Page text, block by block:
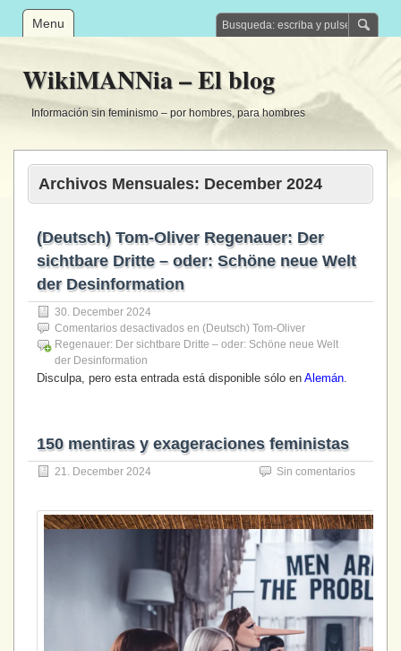
Menu
WikiMANNia – El blog
Información sin feminismo – por hombres, para hombres
Archivos Mensuales: December 2024
(Deutsch) Tom-Oliver Regenauer: Der
sichtbare Dritte – oder: Schöne neue Welt
der Desinformation
30. December 2024
Comentarios desactivados en (Deutsch) Tom-Oliver
Regenauer: Der sichtbare Dritte – oder: Schöne neue Welt
der Desinformation
Disculpa, pero esta entrada está disponible sólo en Alemán.
150 mentiras y exageraciones feministas
21. December 2024 Sin comentarios